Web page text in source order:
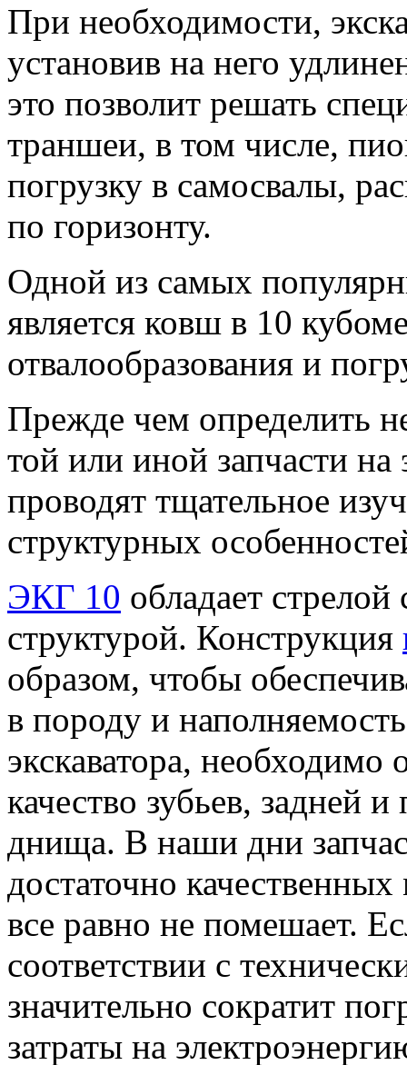
При необходимости,
установив на него
это позволит решать
траншеи, в том числе,
погрузку в самосвалы,
по горизонту.
Одной из самых
является ковш в 10
отвалообразования и
Прежде чем определить
той или иной запчасти на
проводят тщательное
структурных
ЭКГ 10 обладает
структурой. Конструкция
образом, чтобы
в породу и
экскаватора,
качество зубьев, задней
днища. В наши дни
достаточно
все равно не помешает.
соответствии с
значительно сократит
затраты на